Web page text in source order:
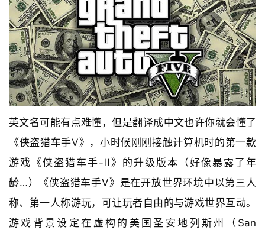
英文名可能有点难懂，但是翻译成中文也许你就会懂了
《侠盗猎车手V》，小时候刚刚接触计算机时的第一款
游戏《侠盗猎车手-Ⅱ》的升级版本（好像暴露了年
龄…）《侠盗猎车手V》是在开放世界环境中以第三人
称、第一人称游玩，可让玩者自由的与游戏世界互动。
游戏背景设定在虚构的美国圣安地列斯州（San